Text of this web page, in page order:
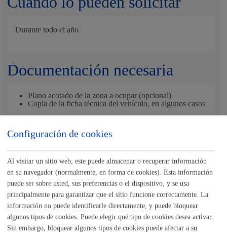
Durante todo el año
Documentación necesaria
Plano acotado de la zona a ocupar (opcional)
Copia de la ficha técnica del vehículo, en algunos casos
En el caso detransporte especial,
Descripción de todo el recorrido a realizar, suscrito por
persona técnica competente (según la Ley 38/1999 de
Ordenación de la Edificación), con el cálculo de la
envolvente de giro (artículo 8.2.3 de la norma 3.1-IC).
Nota:es obligatorioel uso del formulario o del impreso
específico indicado en este trámite.
Tamaño máximo anexos:10 Mb
Configuración de cookies
Al visitar un sitio web, este puede almacenar o recuperar información
en su navegador (normalmente, en forma de cookies). Esta información
puede ser sobre usted, sus preferencias o el dispositivo, y se usa
principalmente para garantizar que el sitio funcione correctamente. La
información no puede identificarle directamente, y puede bloquear
algunos tipos de cookies. Puede elegir qué tipo de cookies desea activar.
Sin embargo, bloquear algunos tipos de cookies puede afectar a su